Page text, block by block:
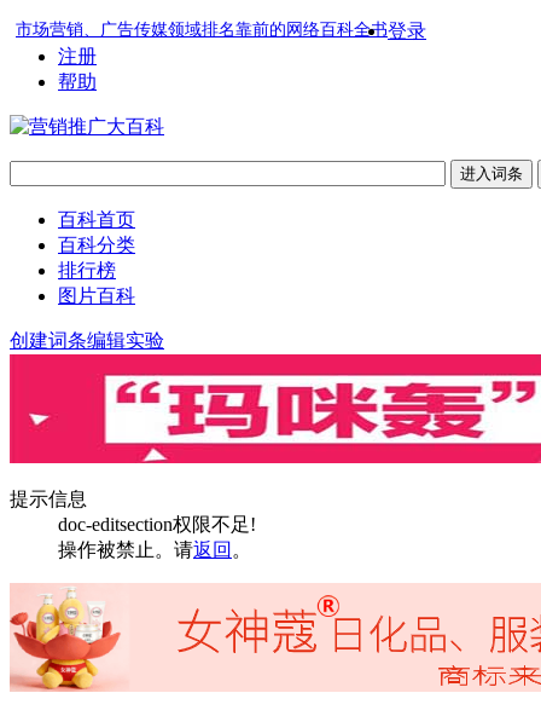
市场营销、广告传媒领域排名靠前的网络百科全书登录
注册
帮助
百科首页
百科分类
排行榜
图片百科
创建词条编辑实验
提示信息
doc-editsection权限不足!
操作被禁止。请返回 。